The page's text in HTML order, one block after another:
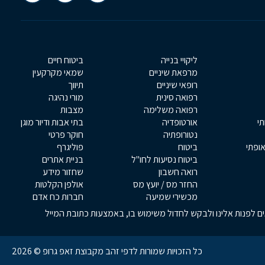
ליקויי בנייה
מרפאת שיניים
רופאי שיניים
רפואה סינית
רפואה משלימה
אורטופדיה
נטורופתיה
ביטוח
ביטוח נסיעות לחו"ל
רואה חשבון
החזר מס / יועץ מס
מכשירי שמיעה
ביטוח חיים
שמאי מקרקעין
תיווך
מורי נהיגה
מצבות
בתי אבות ודיור מוגן
חוקר פרטי
פוליגרף
בניית אתרים
שחזור מידע
אולפן הקלטות
חברות כח אדם
לפנות אלינו ולבקש לחדול משימוש בו, באמצעות כתובת המייל
כל הזכויות שמורות לדפי זהב מקבוצת זאפ גרופ © 2026